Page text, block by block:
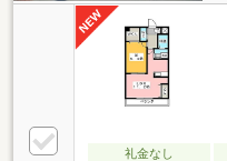
礼金なし